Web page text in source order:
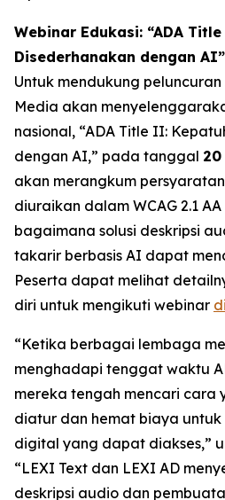
Webinar Edukasi: “ADA
Disederhanakan dengan AI”
Untuk mendukung
Media akan
nasional, “ADA Title II:
dengan AI,” pada tanggal
akan merangkum
diuraikan dalam WCAG 2.1
bagaimana solusi deskripsi
takarir berbasis AI dapat
Peserta dapat melihat
diri untuk mengikuti webinar
“Ketika berbagai lembaga
menghadapi tenggat waktu
mereka tengah mencari cara
diatur dan hemat biaya
digital yang dapat diakses,”
“LEXI Text dan LEXI AD
deskripsi audio dan